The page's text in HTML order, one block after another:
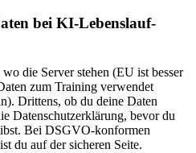
bei KI-Lebenslauf-
die Server stehen (EU ist besser
zum Training verwendet
Drittens, ob du deine Daten
Datenschutzerklärung, bevor du
Bei DSGVO-konformen
du auf der sicheren Seite.